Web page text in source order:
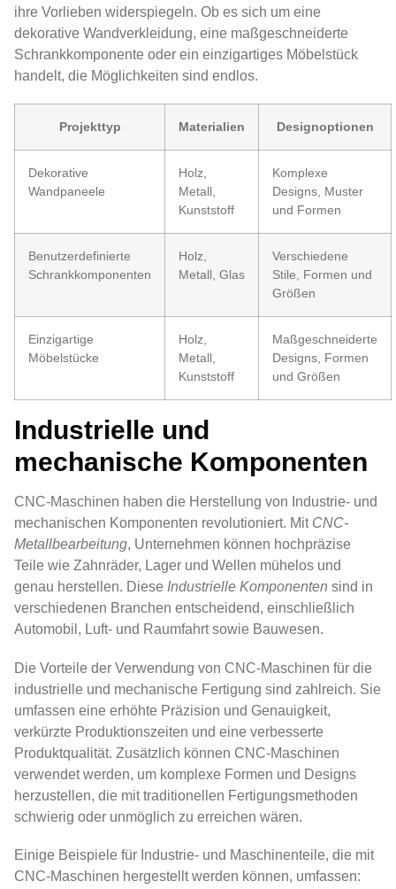
ihre Vorlieben widerspiegeln. Ob es sich um eine
dekorative Wandverkleidung, eine maßgeschneiderte
Schrankkomponente oder ein einzigartiges Möbelstück
handelt, die Möglichkeiten sind endlos.
Projekttyp Materialien Designoptionen
Dekorative
Wandpaneele
Holz,
Metall,
Kunststoff
Komplexe
Designs, Muster
und Formen
Benutzerdefinierte
Schrankkomponenten
Holz,
Metall, Glas
Verschiedene
Stile, Formen und
Größen
Einzigartige
Möbelstücke
Holz,
Metall,
Kunststoff
Maßgeschneiderte
Designs, Formen
und Größen
Industrielle und
mechanische Komponenten
CNC-Maschinen haben die Herstellung von Industrie- und
mechanischen Komponenten revolutioniert. Mit CNC-
Metallbearbeitung, Unternehmen können hochpräzise
Teile wie Zahnräder, Lager und Wellen mühelos und
genau herstellen. Diese Industrielle Komponenten sind in
verschiedenen Branchen entscheidend, einschließlich
Automobil, Luft- und Raumfahrt sowie Bauwesen.
Die Vorteile der Verwendung von CNC-Maschinen für die
industrielle und mechanische Fertigung sind zahlreich. Sie
umfassen eine erhöhte Präzision und Genauigkeit,
verkürzte Produktionszeiten und eine verbesserte
Produktqualität. Zusätzlich können CNC-Maschinen
verwendet werden, um komplexe Formen und Designs
herzustellen, die mit traditionellen Fertigungsmethoden
schwierig oder unmöglich zu erreichen wären.
Einige Beispiele für Industrie- und Maschinenteile, die mit
CNC-Maschinen hergestellt werden können, umfassen: